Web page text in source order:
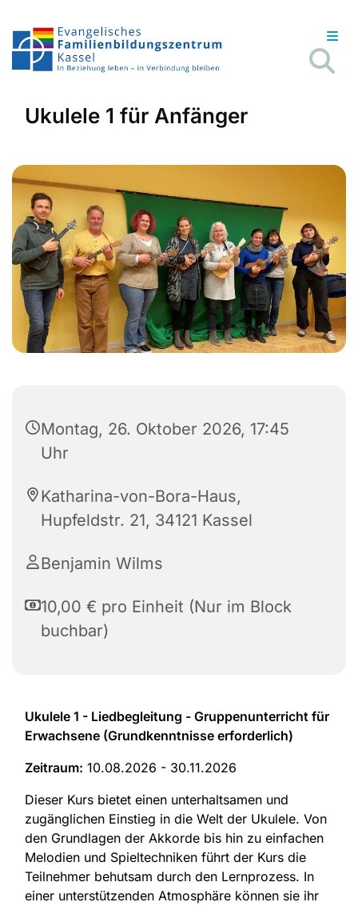
Ukulele 1 für Anfänger
Montag, 26. Oktober 2026, 17:45
Uhr
Katharina-von-Bora-Haus,
Hupfeldstr. 21, 34121 Kassel
Benjamin Wilms
10,00 € pro Einheit (Nur im Block
buchbar)
Ukulele 1 - Liedbegleitung - Gruppenunterricht für
Erwachsene (Grundkenntnisse erforderlich)
Zeitraum: 10.08.2026 - 30.11.2026
Dieser Kurs bietet einen unterhaltsamen und
zugänglichen Einstieg in die Welt der Ukulele. Von
den Grundlagen der Akkorde bis hin zu einfachen
Melodien und Spieltechniken führt der Kurs die
Teilnehmer behutsam durch den Lernprozess. In
einer unterstützenden Atmosphäre können sie ihr